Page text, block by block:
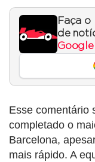
Faça o
de
Google
Esse comentário
completado o
Barcelona,
mais rápido. A